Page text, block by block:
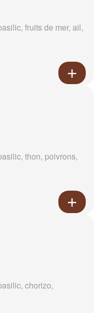
fruits de mer, ail,
thon, poivrons,
chorizo,